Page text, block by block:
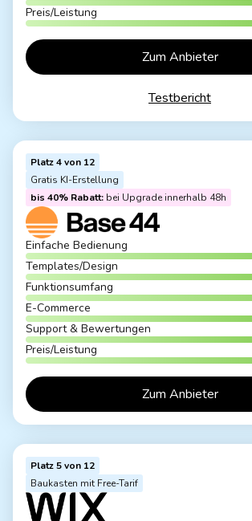
Preis/Leistung
Testbericht
Zum Anbieter
Platz 4 von 12
Gratis KI-Erstellung
bis 40% Rabatt: bei Upgrade innerhalb 48h
Einfache Bedienung
Templates/Design
Funktionsumfang
E-Commerce
Support & Bewertungen
Preis/Leistung
Zum Anbieter
Platz 5 von 12
Baukasten mit Free-Tarif